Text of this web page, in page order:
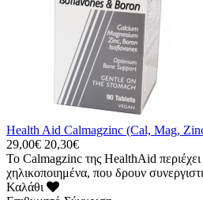
Health Aid Calmagzinc (Cal, Mag,
29,00€ 20,30€
Το Calmagzinc της HealthAid
χηλικοποιημένα, που δρουν
Καλάθι